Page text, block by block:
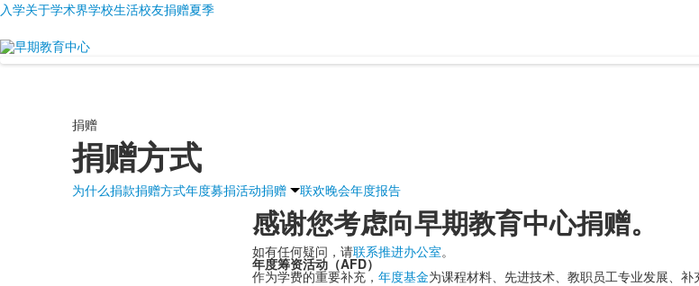
入学关于学术界学校生活校友捐赠夏季
捐赠
捐赠方式
为什么捐款捐赠方式年度募捐活动捐赠 联欢晚会年度报告
感谢您考虑向早期教育中心捐赠。
如有任何疑问，请联系推进办公室。
年度筹资活动（AFD）
作为学费的重要补充， 年度基金为课程材料、先进技术、教职员工专业发展、补